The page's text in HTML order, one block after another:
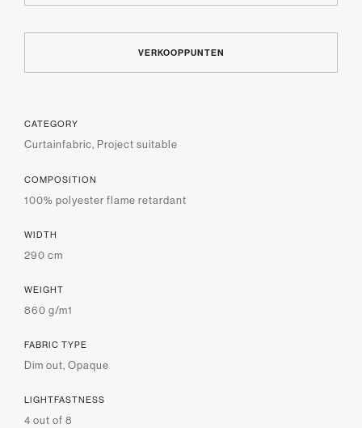
VERKOOPPUNTEN
CATEGORY
Curtainfabric, Project suitable
COMPOSITION
100% polyester flame retardant
WIDTH
290 cm
WEIGHT
860 g/m1
FABRIC TYPE
Dim out, Opaque
LIGHTFASTNESS
4 out of 8